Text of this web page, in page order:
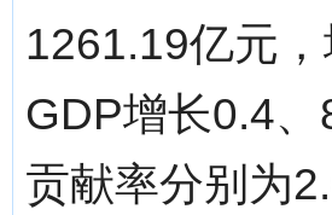
1261.19亿元
GDP增长0.4
贡献率分别为